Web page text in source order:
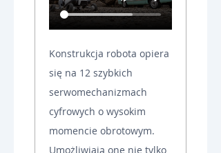
Konstrukcja robota opiera
się na 12 szybkich
serwomechanizmach
cyfrowych o wysokim
momencie obrotowym.
Umożliwiają one nie tylko